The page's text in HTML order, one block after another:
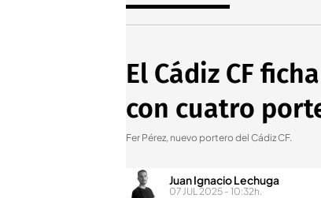
El Cádiz CF
con cuatro
Fer Pérez, nuevo portero del Cádiz CF.
Juan Ignacio Lechuga
07 JUL 2025 - 10:32h.